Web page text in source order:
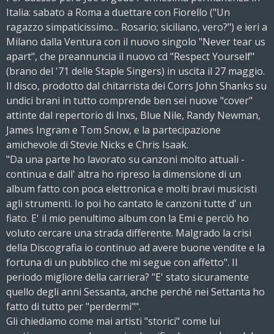
Italia: sabato a Roma a duettare con Fiorello ("Un
ragazzo simpaticissimo... Rosario; siciliano, vero?") e ieri a
Milano dalla Ventura con il nuovo singolo "Never tear us
apart", che preannuncia il nuovo cd "Respect Yourself"
(brano del '71 delle Staple Singers) in uscita il 27 maggio.
Il disco, prodotto dal chitarrista dei Corrs John Shanks su
undici brani in tutto comprende ben sei nuove "cover"
attinte dal repertorio di Inxs, Blue Nile, Randy Newman,
James Ingram e Tom Snow, e la partecipazione
amichevole di Stevie Nicks e Chris Isaak.
"Da una parte ho lavorato su canzoni molto attuali -
continua e dall' altra ho ripreso la dimensione di un
album fatto con poca elettronica e molti bravi musicisti
agli strumenti. Io poi ho cantato le canzoni tutte d' un
fiato. E' il mio penultimo album con la Emi e perciò ho
voluto cercare una strada differente. Malgrado la crisi
della Discografia io continuo ad avere buone vendite e la
fortuna di un pubblico che mi segue con affetto". Il
periodo migliore della carriera? "E' stato sicuramente
quello degli anni Sessanta, anche perché nei Settanta ho
fatto di tutto per "perdermi"".
Gli chiediamo come mai artisti "storici" come lui